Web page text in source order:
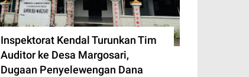
Inspektorat Kendal Turunkan Tim
Auditor ke Desa Margosari,
Dugaan Penyelewengan Dana